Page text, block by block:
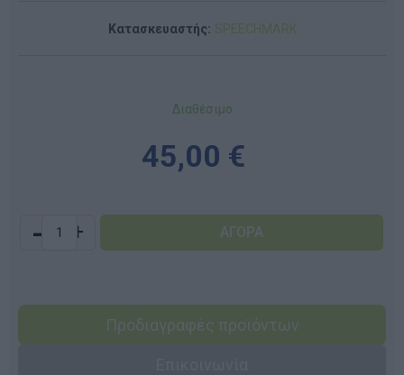
Κατασκευαστής: SPEECHMARK
Διαθέσιμο
45,00 €
- +
Προδιαγραφές προϊόντων